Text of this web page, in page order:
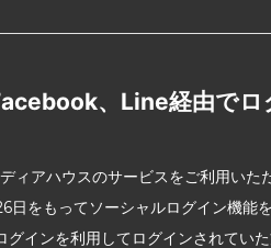
、Line経由で
ィアハウスのサービスをご利用いた
日をもってソーシャルログイン機能を
グインを利用してログインされてい